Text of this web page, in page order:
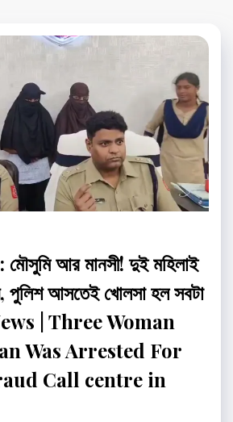
আর মানসী! দুই মহিলাই
পুলিশ আসতেই খোলসা হল সবটা
| Three Woman
Was Arrested For
Call centre in